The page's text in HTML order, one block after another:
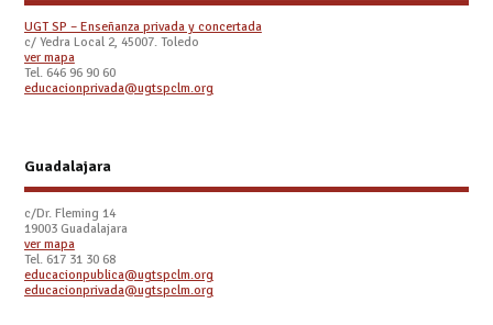
UGT SP – Enseñanza privada y concertada
c/ Yedra Local 2, 45007. Toledo
ver mapa
Tel. 646 96 90 60
educacionprivada@ugtspclm.org
Guadalajara
c/Dr. Fleming 14
19003 Guadalajara
ver mapa
Tel. 617 31 30 68
educacionpublica@ugtspclm.org
educacionprivada@ugtspclm.org